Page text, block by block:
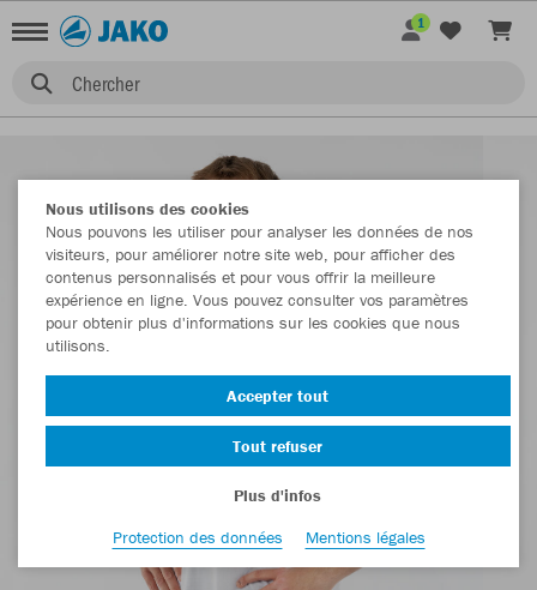
Chercher
1
Nous utilisons des cookies
Nous pouvons les utiliser pour analyser les données de nos
visiteurs, pour améliorer notre site web, pour afficher des
contenus personnalisés et pour vous offrir la meilleure
expérience en ligne. Vous pouvez consulter vos paramètres
pour obtenir plus d'informations sur les cookies que nous
utilisons.
Accepter tout
Tout refuser
Plus d'infos
Protection des données
Mentions légales